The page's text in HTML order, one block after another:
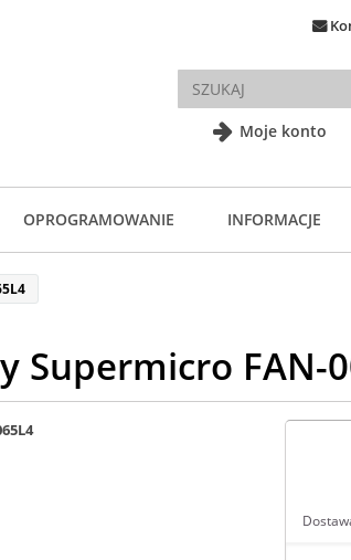
Moje konto
OPROGRAMOWANIE INFORMACJE
FAN-